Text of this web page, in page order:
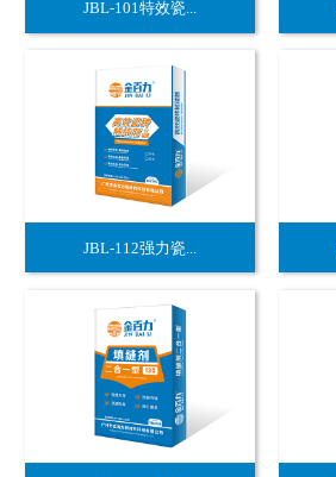
JBL-101特效瓷...
JBL-112强力瓷...